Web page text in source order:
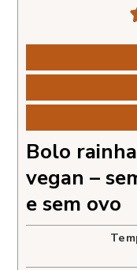
Bolo
vegan –
e sem ovo